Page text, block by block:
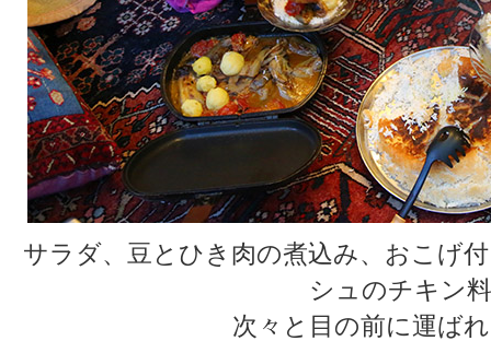
サラダ、豆とひき肉の煮込み、おこげ
シュのチキン
次々と目の前に運ば